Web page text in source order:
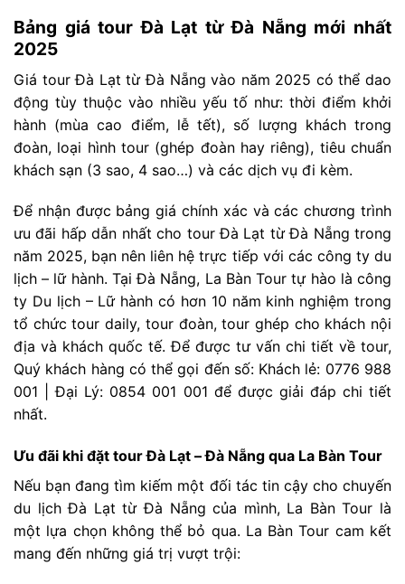
Bảng giá tour Đà Lạt từ Đà Nẵng mới nhất
2025
Giá tour Đà Lạt từ Đà Nẵng vào năm 2025 có thể dao
động tùy thuộc vào nhiều yếu tố như: thời điểm khởi
hành (mùa cao điểm, lễ tết), số lượng khách trong
đoàn, loại hình tour (ghép đoàn hay riêng), tiêu chuẩn
khách sạn (3 sao, 4 sao…) và các dịch vụ đi kèm.
Để nhận được bảng giá chính xác và các chương trình
ưu đãi hấp dẫn nhất cho tour Đà Lạt từ Đà Nẵng trong
năm 2025, bạn nên liên hệ trực tiếp với các công ty du
lịch – lữ hành. Tại Đà Nẵng, La Bàn Tour tự hào là công
ty Du lịch – Lữ hành có hơn 10 năm kinh nghiệm trong
tổ chức tour daily, tour đoàn, tour ghép cho khách nội
địa và khách quốc tế. Để được tư vấn chi tiết về tour,
Quý khách hàng có thể gọi đến số: Khách lẻ: 0776 988
001 | Đại Lý: 0854 001 001 để được giải đáp chi tiết
nhất.
Ưu đãi khi đặt tour Đà Lạt – Đà Nẵng qua La Bàn Tour
Nếu bạn đang tìm kiếm một đối tác tin cậy cho chuyến
du lịch Đà Lạt từ Đà Nẵng của mình, La Bàn Tour là
một lựa chọn không thể bỏ qua. La Bàn Tour cam kết
mang đến những giá trị vượt trội: